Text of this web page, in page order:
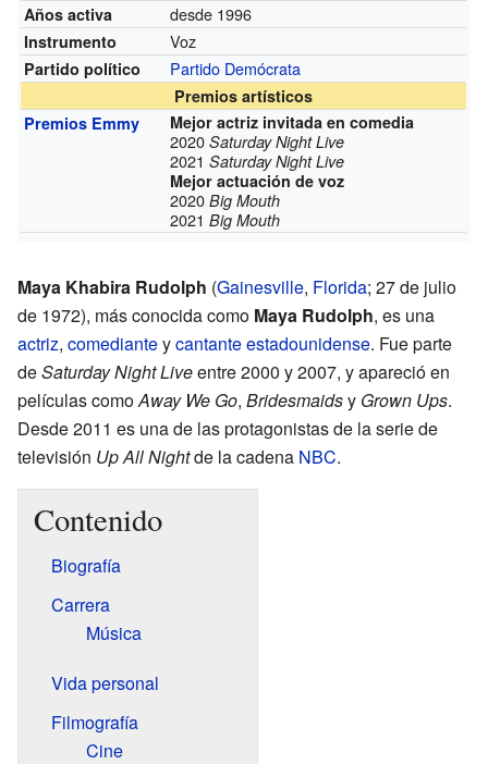
Años activa desde 1996
Instrumento Voz
Partido político Partido Demócrata
Premios artísticos
Premios Emmy
Mejor actriz invitada en comedia
2020Saturday Night Live
2021Saturday Night Live
Mejor actuación de voz
2020Big Mouth
2021Big Mouth
Maya Khabira Rudolph (Gainesville, Florida; 27 de julio
de 1972), más conocida como Maya Rudolph, es una
actriz, comedianteycantanteestadounidense. Fue parte
deSaturday Night Liveentre 2000 y 2007, y apareció en
películas comoAway We Go, Bridesmaidsy Grown Ups.
Desde 2011 es una de las protagonistas de la serie de
televisión Up All Nightde la cadena NBC.
Contenido
Biografía
Carrera
Música
Vida personal
Filmografía
Cine